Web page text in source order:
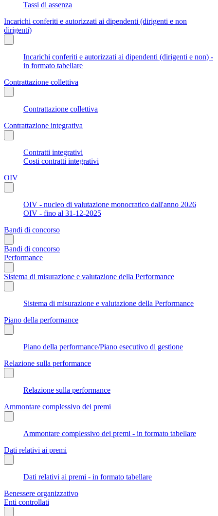
Tassi di assenza
Incarichi conferiti e autorizzati ai dipendenti (dirigenti e non
dirigenti)
Incarichi conferiti e autorizzati ai dipendenti (dirigenti e non) -
in formato tabellare
Contrattazione collettiva
Contrattazione collettiva
Contrattazione integrativa
Contratti integrativi
Costi contratti integrativi
OIV
OIV - nucleo di valutazione monocratico dall'anno 2026
OIV - fino al 31-12-2025
Bandi di concorso
Bandi di concorso
Performance
Sistema di misurazione e valutazione della Performance
Sistema di misurazione e valutazione della Performance
Piano della performance
Piano della performance/Piano esecutivo di gestione
Relazione sulla performance
Relazione sulla performance
Ammontare complessivo dei premi
Ammontare complessivo dei premi - in formato tabellare
Dati relativi ai premi
Dati relativi ai premi - in formato tabellare
Benessere organizzativo
Enti controllati